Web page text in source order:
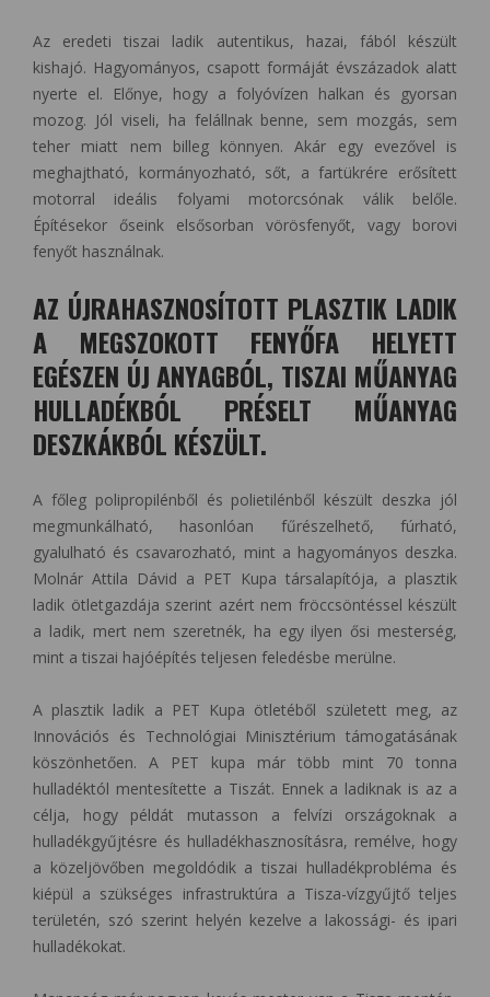
Az eredeti tiszai ladik autentikus, hazai, fából készült
kishajó. Hagyományos, csapott formáját évszázadok alatt
nyerte el. Előnye, hogy a folyóvízen halkan és gyorsan
mozog. Jól viseli, ha felállnak benne, sem mozgás, sem
teher miatt nem billeg könnyen. Akár egy evezővel is
meghajtható, kormányozható, sőt, a fartükrére erősített
motorral ideális folyami motorcsónak válik belőle.
Építésekor őseink elsősorban vörösfenyőt, vagy borovi
fenyőt használnak.
AZ ÚJRAHASZNOSÍTOTT PLASZTIK LADIK
A MEGSZOKOTT FENYŐFA HELYETT
EGÉSZEN ÚJ ANYAGBÓL, TISZAI MŰANYAG
HULLADÉKBÓL PRÉSELT MŰANYAG
DESZKÁKBÓL KÉSZÜLT.
A főleg polipropilénből és polietilénből készült deszka jól
megmunkálható, hasonlóan fűrészelhető, fúrható,
gyalulható és csavarozható, mint a hagyományos deszka.
Molnár Attila Dávid a PET Kupa társalapítója, a plasztik
ladik ötletgazdája szerint azért nem fröccsöntéssel készült
a ladik, mert nem szeretnék, ha egy ilyen ősi mesterség,
mint a tiszai hajóépítés teljesen feledésbe merülne.
A plasztik ladik a PET Kupa ötletéből született meg, az
Innovációs és Technológiai Minisztérium támogatásának
köszönhetően. A PET kupa már több mint 70 tonna
hulladéktól mentesítette a Tiszát. Ennek a ladiknak is az a
célja, hogy példát mutasson a felvízi országoknak a
hulladékgyűjtésre és hulladékhasznosításra, remélve, hogy
a közeljövőben megoldódik a tiszai hulladékprobléma és
kiépül a szükséges infrastruktúra a Tisza-vízgyűjtő teljes
területén, szó szerint helyén kezelve a lakossági- és ipari
hulladékokat.